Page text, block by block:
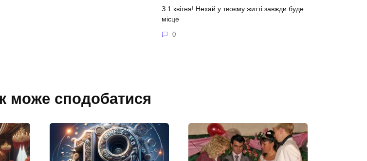
З 1 квітня! Нехай у твоєму житті завжди буде
місце
0
може сподобатися